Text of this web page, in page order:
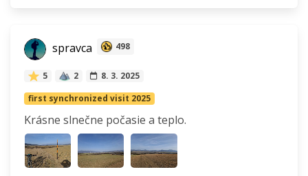
spravca 498
5 2
8. 3. 2025
first synchronized visit 2025
Krásne slnečne počasie a teplo.